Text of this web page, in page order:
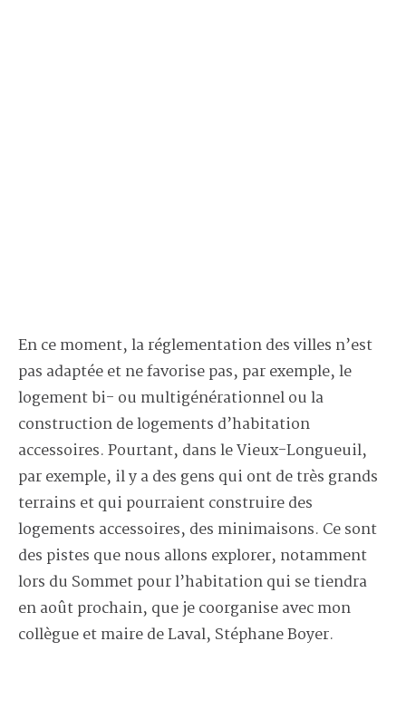
En ce moment, la réglementation des villes n’est
pas adaptée et ne favorise pas, par exemple, le
logement bi- ou multigénérationnel ou la
construction de logements d’habitation
accessoires. Pourtant, dans le Vieux-Longueuil,
par exemple, il y a des gens qui ont de très grands
terrains et qui pourraient construire des
logements accessoires, des minimaisons. Ce sont
des pistes que nous allons explorer, notamment
lors du Sommet pour l’habitation qui se tiendra
en août prochain, que je coorganise avec mon
collègue et maire de Laval, Stéphane Boyer.